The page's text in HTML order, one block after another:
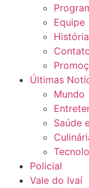
Equipe
História
Últimas
Mundo
Saúde
Policial
Vale do Ivaí